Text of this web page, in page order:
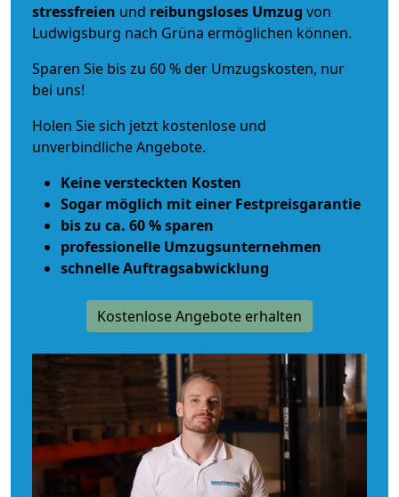
stressfreien und reibungsloses Umzug von
Ludwigsburg nach Grüna ermöglichen können.
Sparen Sie bis zu 60 % der Umzugskosten, nur
bei uns!
Holen Sie sich jetzt kostenlose und
unverbindliche Angebote.
Keine versteckten Kosten
Sogar möglich mit einer Festpreisgarantie
bis zu ca. 60 % sparen
professionelle Umzugsunternehmen
schnelle Auftragsabwicklung
Kostenlose Angebote erhalten